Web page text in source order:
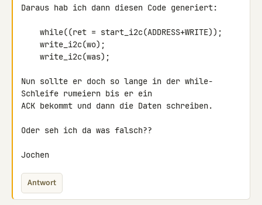
Daraus hab ich dann diesen Code generiert:
Nun sollte er doch so lange in der while-
Schleife rumeiern bis er ein
ACK bekommt und dann die Daten schreiben.
Oder seh ich da was falsch??
Jochen
Antwort